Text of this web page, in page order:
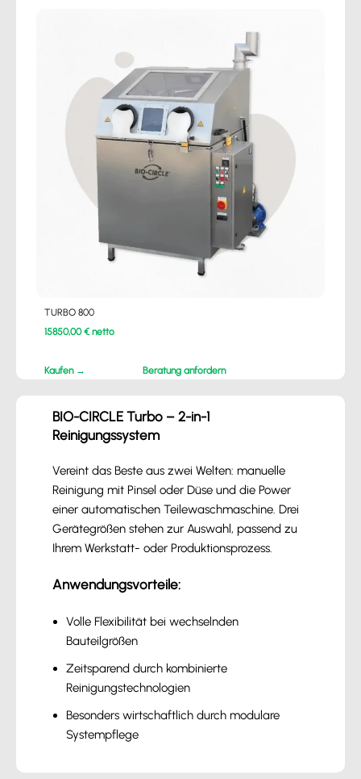
TURBO 800
15850,00 € netto
Kaufen → Beratung anfordern
BIO-CIRCLE Turbo – 2-in-1
Reinigungssystem
Vereint das Beste aus zwei Welten: manuelle
Reinigung mit Pinsel oder Düse und die Power
einer automatischen Teilewaschmaschine. Drei
Gerätegrößen stehen zur Auswahl, passend zu
Ihrem Werkstatt- oder Produktionsprozess.
Anwendungsvorteile:
Volle Flexibilität bei wechselnden
Bauteilgrößen
Zeitsparend durch kombinierte
Reinigungstechnologien
Besonders wirtschaftlich durch modulare
Systempflege